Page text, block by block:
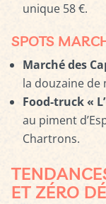
unique 58 €.
SPOTS
Marché des
la douzaine de
Food-truck «
au piment
Chartrons.
ET ZÉRO